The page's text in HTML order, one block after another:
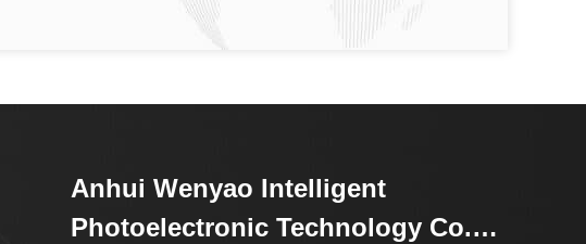
Anhui Wenyao Intelligent
Photoelectronic Technology Co.,